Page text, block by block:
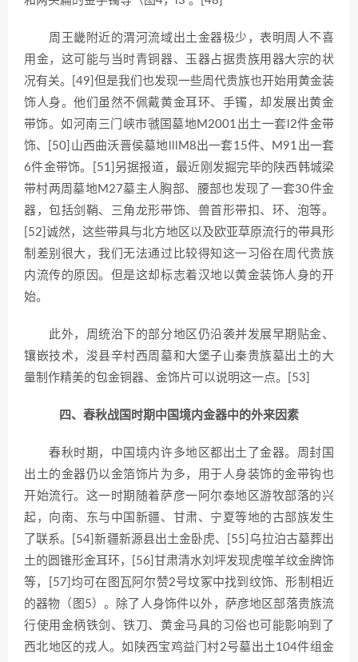
周王畿附近的渭河流域出土金器极少，表明周人不喜
用金，这可能与当时青铜器、玉器占据贵族用器大宗的状
况有关。[49]但是我们也发现一些周代贵族也开始用黄金装
饰人身。他们虽然不佩戴黄金耳环、手镯，却发展出黄金
带饰。如河南三门峡市虢国墓地M2001出土一套l2件金带
饰、[50]山西曲沃晋侯墓地lllM8出一套15件、M91出一套
6件金带饰。[51]另据报道，最近刚发掘完毕的陕西韩城梁
带村两周墓地M27墓主人胸部、腰部也发现了一套30件金
器，包括剑鞘、三角龙形带饰、兽首形带扣、环、泡等。
[52]诚然，这些带具与北方地区以及欧亚草原流行的带具形
制差别很大，我们无法通过比较得知这一习俗在周代贵族
内流传的原因。但是这却标志着汉地以黄金装饰人身的开
始。
此外，周统治下的部分地区仍沿袭并发展早期贴金、
镶嵌技术，浚县辛村西周墓和大堡子山秦贵族墓出土的大
量制作精美的包金铜器、金饰片可以说明这一点。[53]
四、春秋战国时期中国境内金器中的外来因素
春秋时期，中国境内许多地区都出土了金器。周封国
出土的金器仍以金箔饰片为多，用于人身装饰的金带钩也
开始流行。这一时期随着萨彦一阿尔泰地区游牧部落的兴
起，向南、东与中国新疆、甘肃、宁夏等地的古部族发生
了联系。[54]新疆新源县出土金卧虎、[55]乌拉泊古墓葬出
土的圆锥形金耳环，[56]甘肃清水刘坪发现虎噬羊纹金牌饰
等，[57]均可在图瓦阿尔赞2号坟冢中找到纹饰、形制相近
的器物（图5）。除了人身饰件以外，萨彦地区部落贵族流
行使用金柄铁剑、铁刀、黄金马具的习俗也可能影响到了
西北地区的戎人。如陕西宝鸡益门村2号墓出土104件组金